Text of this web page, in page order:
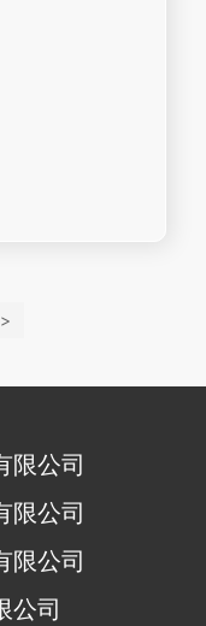
>
限公司
限公司
限公司
公司